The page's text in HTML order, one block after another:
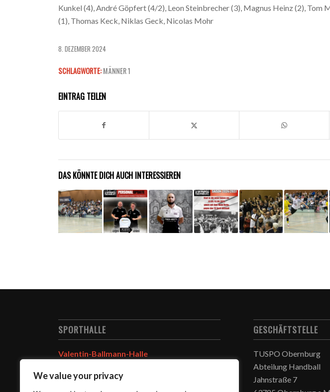
We value your privacy
Kunkel (4), André Göpfert (4/2), Leon Steinbrecher (3), Magnus Heinz (2), Tom
(1), Thomas Keck, Niklas Geck, Nicolas Mohr
8. DEZEMBER 2024
SCHLAGWORTE:MÄNNER 1
EINTRAG TEILEN
DAS KÖNNTE DICH AUCH INTERESSIEREN
SPORTHALLE
Valentin-Ballmann-Halle
63785 Obernburg
GESCHÄFTSTELLE
TUSPO Obernburg
Abteilung Handball
Jahnstraße 7